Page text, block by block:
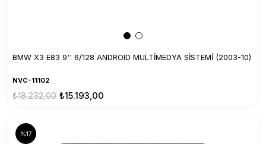
BMW X3 E83 9'' 6/128 ANDROID MULTİMEDYA SİSTEMİ (2003-10)
NVC-11102
₺15.193,00
₺18.232,00
%17